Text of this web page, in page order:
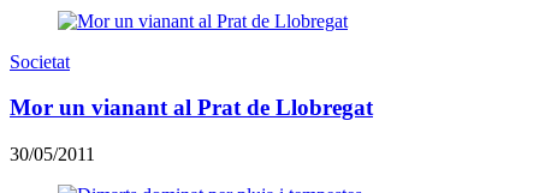
Societat
Mor un vianant al Prat de Llobregat
30/05/2011